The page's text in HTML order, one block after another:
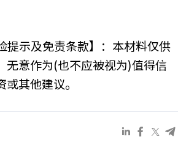
提示及免责条款】：本材料仅供
无意作为(也不应被视为)值得信
其他建议。